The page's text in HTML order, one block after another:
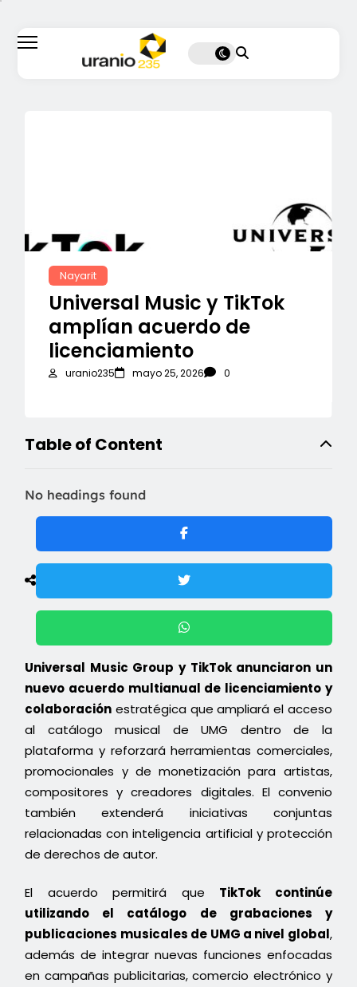
Nayarit
Universal Music y TikTok
amplían acuerdo de
licenciamiento
uranio235 mayo 25, 2026 0
Table of Content
No headings found
Universal Music Group y TikTok anunciaron un
nuevo acuerdo multianual de licenciamiento y
colaboración estratégica que ampliará el acceso
al catálogo musical de UMG dentro de la
plataforma y reforzará herramientas comerciales,
promocionales y de monetización para artistas,
compositores y creadores digitales. El convenio
también extenderá iniciativas conjuntas
relacionadas con inteligencia artificial y protección
de derechos de autor.
El acuerdo permitirá que TikTok continúe
utilizando el catálogo de grabaciones y
publicaciones musicales de UMG a nivel global,
además de integrar nuevas funciones enfocadas
en campañas publicitarias, comercio electrónico y